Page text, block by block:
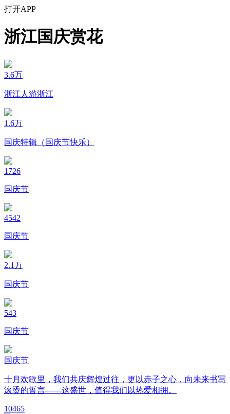
打开APP
浙江国庆赏花
3.6万
浙江人游浙江
1.6万
国庆特辑（国庆节快乐）
1726
国庆节
4542
国庆节
2.1万
国庆节
543
国庆节
国庆节
十月欢歌里，我们共庆辉煌过往，更以赤子之心，向未来书写
滚烫的誓言——这盛世，值得我们以热爱相拥。
10465